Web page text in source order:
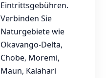
Eintrittsgebühren.
Verbinden Sie
Naturgebiete wie
Okavango-Delta,
Chobe, Moremi,
Maun, Kalahari